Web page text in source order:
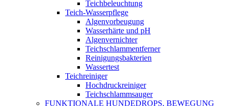
Teichbeleuchtung
Teich-Wasserpflege
Algenvorbeugung
Wasserhärte und pH
Algenvernichter
Teichschlammentferner
Reinigungsbakterien
Wassertest
Teichreiniger
Hochdruckreiniger
Teichschlammsauger
FUNKTIONALE HUNDEDROPS, BEWEGUNG